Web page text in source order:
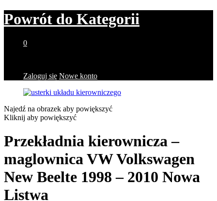
Powrót do Kategorii
0
Zaloguj się Nowe konto
Najedź na obrazek aby powiększyć
Kliknij aby powiększyć
Przekładnia kierownicza –
maglownica VW Volkswagen
New Beelte 1998 – 2010 Nowa
Listwa